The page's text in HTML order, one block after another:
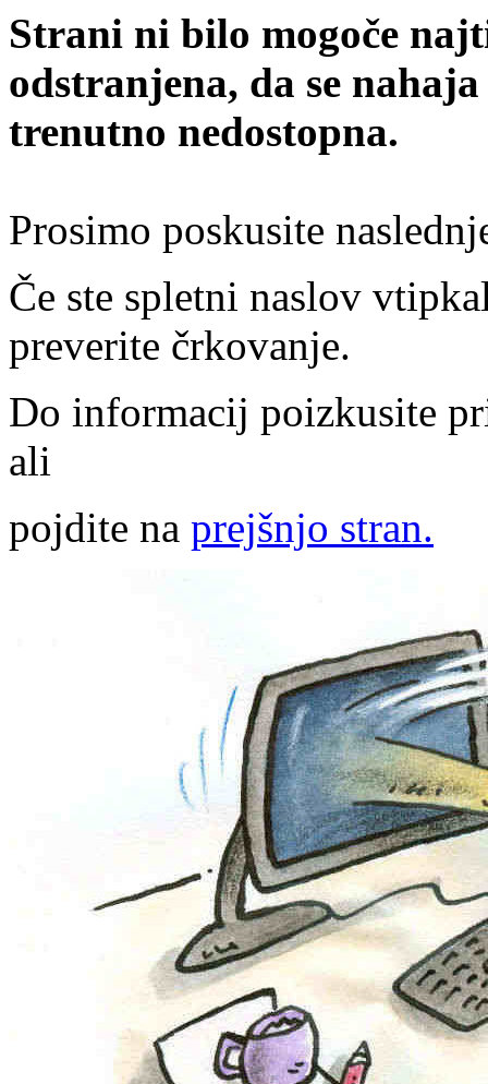
Strani ni bilo mogoče
odstranjena, da se
trenutno nedostopna.
Prosimo poskusite
Če ste spletni naslov
preverite črkovanje.
Do informacij poizkusite
ali
pojdite na prejšnjo stran.